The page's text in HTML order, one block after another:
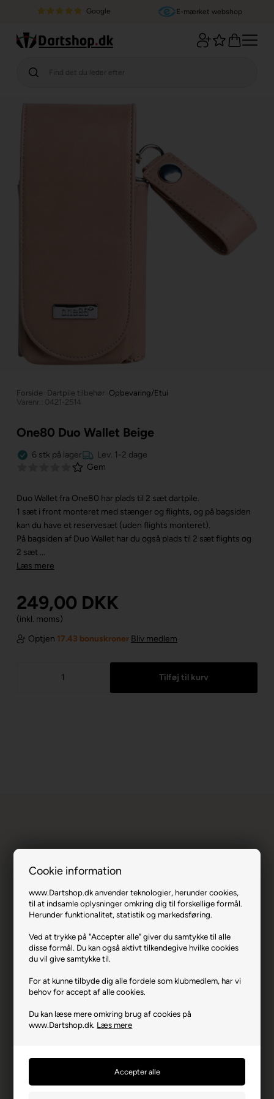
Cookie information
www.Dartshop.dk anvender teknologier, herunder cookies,
til at indsamle oplysninger omkring dig til forskellige formål.
Herunder funktionalitet, statistik og markedsføring.
Ved at trykke på "Accepter alle" giver du samtykke til alle
disse formål. Du kan også aktivt tilkendegive hvilke cookies
du vil give samtykke til.
For at kunne tilbyde dig alle fordele som klubmedlem, har vi
behov for accept af alle cookies.
Du kan læse mere omkring brug af cookies på
www.Dartshop.dk. Læs mere
Google E-mærket webshop
Forside Dartpile tilbehør Opbevaring/Etui
Varenr.: 0421-2514
One80 Duo Wallet Beige
6 stk på lager
Lev. 1-2 dage
Gem
Duo Wallet fra One80 har plads til 2 sæt dartpile.
1 sæt i front monteret med stænger og flights, og på bagsiden
kan du have et reservesæt (uden flights monteret).
På bagsiden af Duo Wallet har du også plads til 2 sæt flights og
2 sæt ...
Læs mere
249,00 DKK
(inkl. moms)
Optjen 17.43 bonuskroner Bliv medlem
Varenr.: 0421-2514
Producentadresse
Gollierstrasse 70, DE-
Producent hjemmeside
one80dart.com
Advarsler
Børn bør ikke spille uden
opsyn.